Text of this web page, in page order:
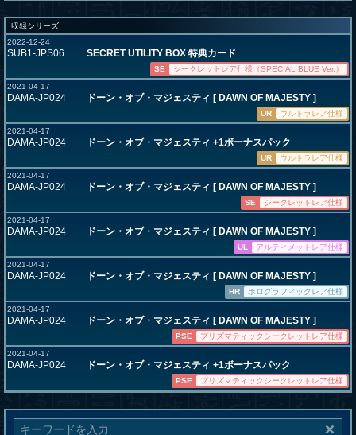
収録シリーズ
2022-12-24
SUB1-JPS06 SECRET UTILITY BOX 特典カード
SE
シークレットレア仕様（SPECIAL BLUE Ver.）
2021-04-17
DAMA-JP024 ドーン・オブ・マジェスティ [ DAWN OF MAJESTY ]
UR
ウルトラレア仕様
2021-04-17
DAMA-JP024 ドーン・オブ・マジェスティ +1ボーナスパック
UR
ウルトラレア仕様
2021-04-17
DAMA-JP024 ドーン・オブ・マジェスティ [ DAWN OF MAJESTY ]
SE
シークレットレア仕様
2021-04-17
DAMA-JP024 ドーン・オブ・マジェスティ [ DAWN OF MAJESTY ]
UL
アルティメットレア仕様
2021-04-17
DAMA-JP024 ドーン・オブ・マジェスティ [ DAWN OF MAJESTY ]
HR
ホログラフィックレア仕様
2021-04-17
DAMA-JP024 ドーン・オブ・マジェスティ [ DAWN OF MAJESTY ]
PSE
プリズマティックシークレットレア仕様
2021-04-17
DAMA-JP024 ドーン・オブ・マジェスティ +1ボーナスパック
PSE プリズマティックシークレットレア仕様